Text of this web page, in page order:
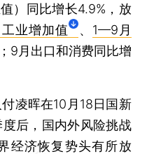
值）同比增长4.9%，放
业增加值 、 1—9月
9月出口和消费同比增
凌晖在10月18日国新
后，国内外风险挑战
经济恢复势头有所放